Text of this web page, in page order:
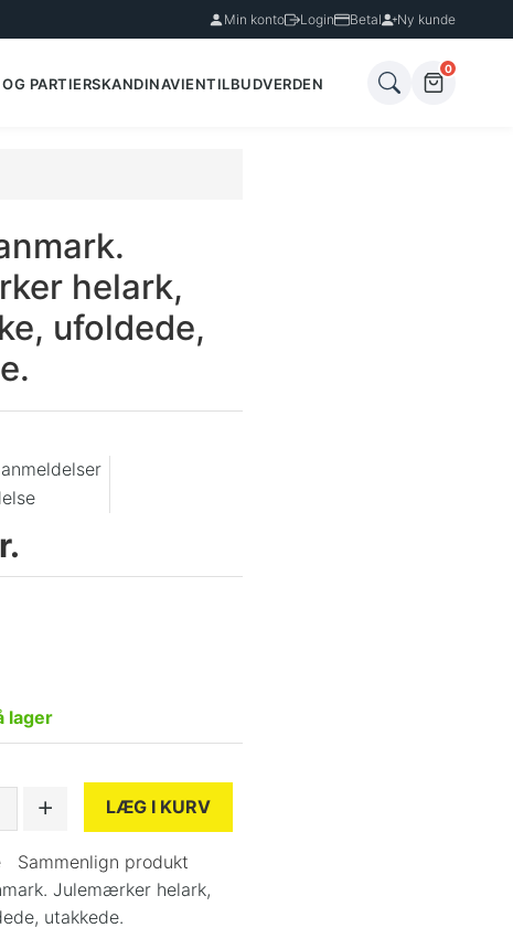
Min konto Login Betal Ny kunde
PARTIERSKANDINAVIENTILBUDVERDEN
0
helark,
ufoldede,
lager
LÆG I KURV
Sammenlign produkt
Julemærker helark,
, utakkede.